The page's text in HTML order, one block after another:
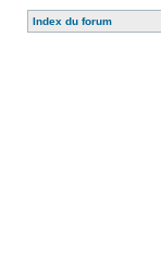
Index du forum